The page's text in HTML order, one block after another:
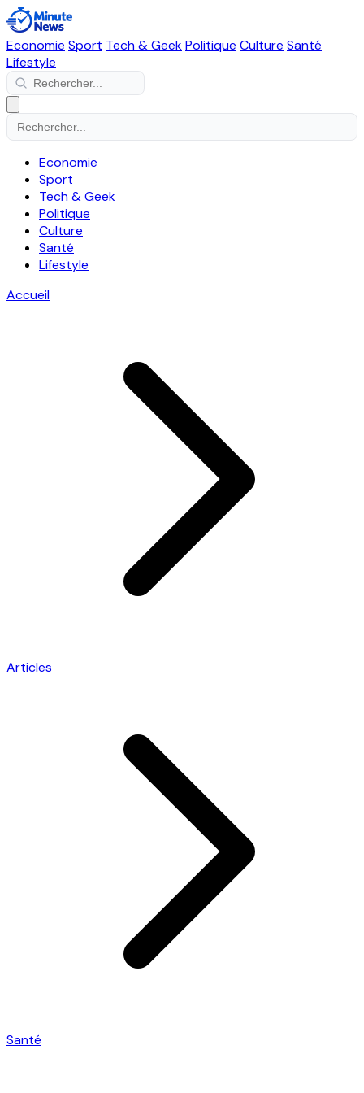
Economie Sport Tech & GeekPolitique Culture Santé
Lifestyle
Economie
Sport
Tech & Geek
Politique
Culture
Santé
Lifestyle
Accueil
Articles
Santé